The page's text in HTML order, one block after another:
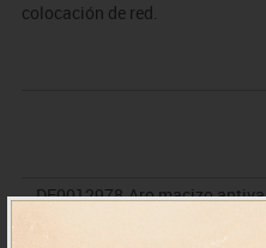
colocación de red.
DE0012978 Aro macizo
+7 días